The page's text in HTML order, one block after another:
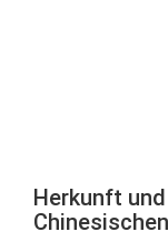
Herkunft